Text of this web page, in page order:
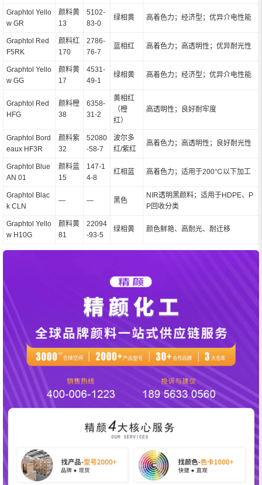
Graphtol Yello
w GR
颜料黄
13
5102-
83-0
绿相黄 高着色力；经济型；优异介电性能
Graphtol Red
F5RK
颜料红
170
2786-
76-7
蓝相红 高着色力；高透明性；优异耐光性
Graphtol Yello
w GG
颜料黄
17
4531-
49-1
绿相黄 高着色力；经济型；优异介电性能
Graphtol Red
HFG
颜料橙
38
6358-
31-2
黄相红
（橙
红）
高透明性；良好耐牢度
Graphtol Bord
eaux HF3R
颜料紫
32
52080
-58-7
波尔多
红/紫红
高着色力；高透明性；良好耐光性
Graphtol Blue
AN 01
颜料蓝
15
147-1
4-8
红相蓝 高着色力；适用于200℃以下加工
Graphtol Blac
k CLN
— — 黑色
NIR透明黑颜料；适用于HDPE、P
P回收分类
Graphtol Yello
w H10G
颜料黄
81
22094
-93-5
绿相黄 颜色鲜艳、高耐光、耐迁移